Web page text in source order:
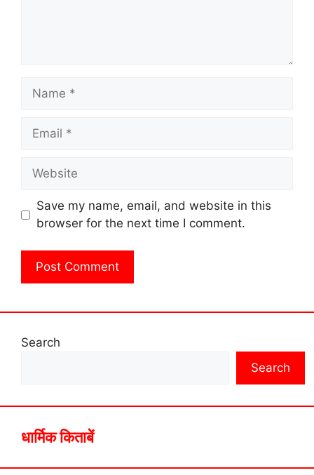
Name
Email
Website
Save my name, email, and website in this
browser for the next time I comment.
Search
Search
धार्मिक किताबें